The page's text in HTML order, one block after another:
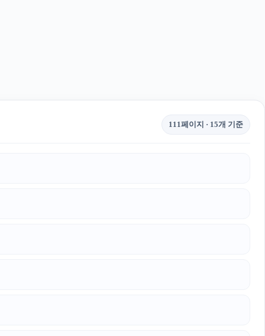
111페이지 · 15개 기준